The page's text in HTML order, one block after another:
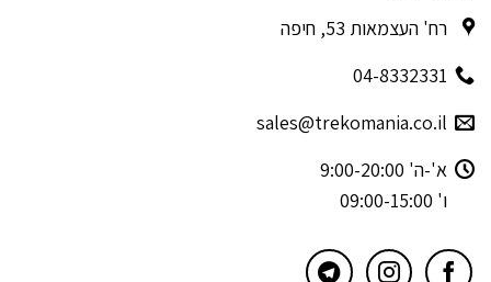
רח' העצמאות 53, חיפה
04-8332331
sales@trekomania.co.il
א'-ה' 9:00-20:00
ו' 09:00-15:00